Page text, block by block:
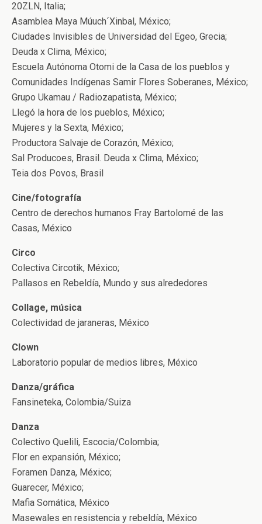
20ZLN, Italia;
Asamblea Maya Múuch´Xinbal, México;
Ciudades Invisibles de Universidad del Egeo, Grecia;
Deuda x Clima, México;
Escuela Autónoma Otomi de la Casa de los pueblos y
Comunidades Indígenas Samir Flores Soberanes, México;
Grupo Ukamau / Radiozapatista, México;
Llegó la hora de los pueblos, México;
Mujeres y la Sexta, México;
Productora Salvaje de Corazón, México;
Sal Producoes, Brasil. Deuda x Clima, México;
Teia dos Povos, Brasil
Cine/fotografía
Centro de derechos humanos Fray Bartolomé de las
Casas, México
Circo
Colectiva Circotik, México;
Pallasos en Rebeldía, Mundo y sus alrededores
Collage, música
Colectividad de jaraneras, México
Clown
Laboratorio popular de medios libres, México
Danza/gráfica
Fansineteka, Colombia/Suiza
Danza
Colectivo Quelili, Escocia/Colombia;
Flor en expansión, México;
Foramen Danza, México;
Guarecer, México;
Mafia Somática, México
Masewales en resistencia y rebeldía, México